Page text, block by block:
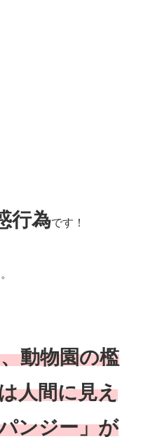
行為です！
動物園の檻
人間に見え
ンジー」が